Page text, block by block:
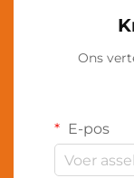
Ons
E-pos